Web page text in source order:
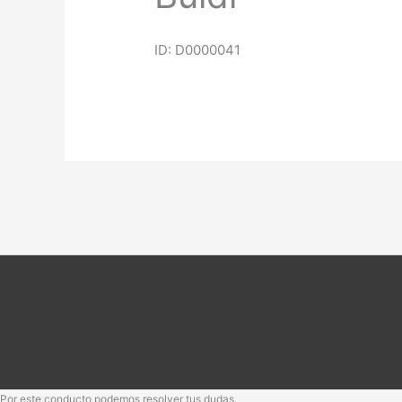
ID: D0000041
Por este conducto podemos resolver tus dudas.